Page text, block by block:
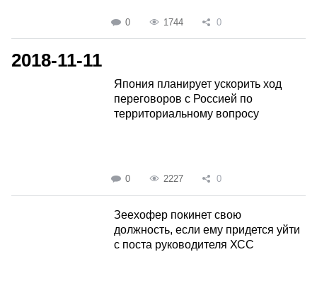
0 1744 0
2018-11-11
Япония планирует ускорить ход
переговоров с Россией по
территориальному вопросу
0 2227 0
Зеехофер покинет свою
должность, если ему придется уйти
с поста руководителя ХСС